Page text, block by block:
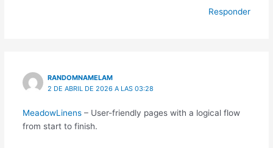
Responder
RANDOMNAMELAM
2 DE ABRIL DE 2026 A LAS 03:28
MeadowLinens– User-friendly pages with a logical flow
from start to finish.